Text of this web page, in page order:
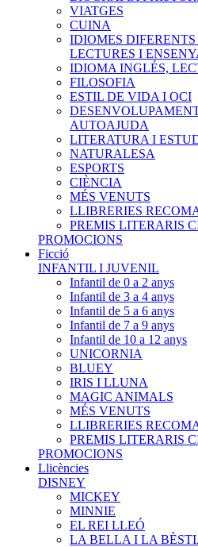
VIATGES
CUINA
IDIOMES
LECTURES I
IDIOMA INGLÉS,
FILOSOFIA
ESTIL DE VIDA I OCI
AUTOAJUDA
LITERATURA I
NATURALESA
ESPORTS
CIÈNCIA
MÉS VENUTS
LLIBRERIES
PREMIS LITERARIS
PROMOCIONS
Ficció
INFANTIL I JUVENIL
Infantil de 0 a 2 anys
Infantil de 3 a 4 anys
Infantil de 5 a 6 anys
Infantil de 7 a 9 anys
Infantil de 10 a 12 anys
UNICORNIA
BLUEY
IRIS I LLUNA
MAGIC ANIMALS
MÉS VENUTS
LLIBRERIES
PREMIS LITERARIS
PROMOCIONS
Llicències
DISNEY
MICKEY
MINNIE
EL REI LLEÓ
LA BELLA I LA